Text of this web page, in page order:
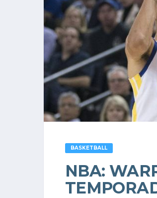
BASKETBALL
NBA: